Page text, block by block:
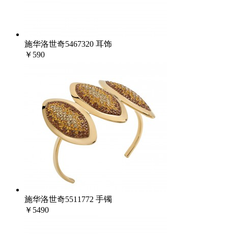
施华洛世奇5467320 耳饰
￥590
施华洛世奇5511772 手镯
￥5490